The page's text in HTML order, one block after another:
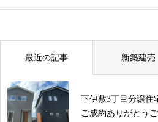
最近の記事 新築建売
下伊敷3丁目分譲
ご成約ありがとう